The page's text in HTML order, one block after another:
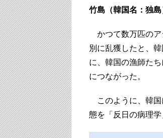
竹島（韓国名：独
かつて数万匹のア
別に乱獲したと、
に、韓国の漁師た
につながった。
このように、韓国
態を「反日の病理学